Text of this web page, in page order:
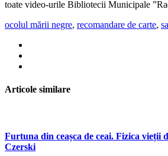
toate video-urile Bibliotecii Municipale
ocolul mării negre, recomandare de carte,
Articole similare
Furtuna din ceașca de ceai. Fizica vieții
Czerski